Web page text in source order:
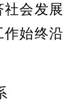
会发展
作始终沿